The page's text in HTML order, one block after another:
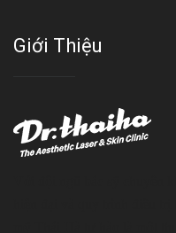
Giới Thiệu